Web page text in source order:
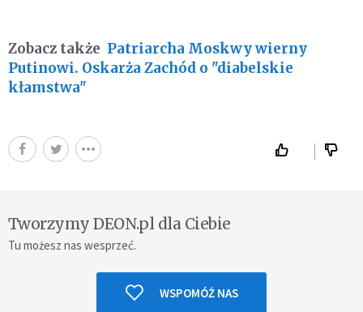
Zobacz także Patriarcha Moskwy wierny
Putinowi. Oskarża Zachód o "diabelskie
kłamstwa"
Tworzymy DEON.pl dla Ciebie
Tu możesz nas wesprzeć.
WSPOMÓŻ NAS